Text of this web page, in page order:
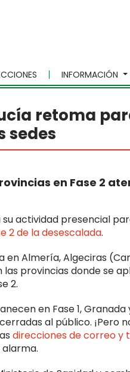
INFORMACIÓN
retoma
sedes
en Fase 2
actividad presencial
2 de la desescalada.
en Almería, Algeciras
las provincias donde se
2.
en Fase 1, Granada
al público. ¡Pero
direcciones de correo y